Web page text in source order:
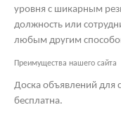
уровня с шикарным
должность или
любым другим
Преимущества нашего сайта
Доска объявлений для
бесплатна.